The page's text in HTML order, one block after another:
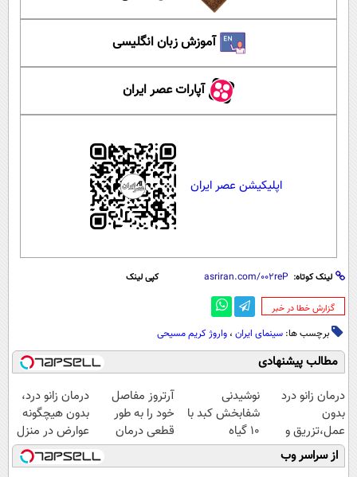
آموزش زبان انگلیسی
آپارات عصر ایران
اپلیکیشن عصر ایران
لینک کوتاه: کپی لینک
‌گزارش خطا در خبر
برچسب ها: سینمای ایران ، واروژ کریم مسیحی
مطالب پیشنهادی
درمان زانو درد
بدون
عمل،تزریق و
دارو
(◂پرسش‌نامه)
نوشیدنی
شفابخش کبد با
10 گیاه
موثر(تخفیف تا
امشب)
آرتروز مفاصل
خود را به طور
قطعی درمان
کنید!
◗پرسش‌نامه◖
درمان زانو درد،
بدون هیچگونه
عوارض در منزل
(◂پرسش‌نامه)
از سراسر وب